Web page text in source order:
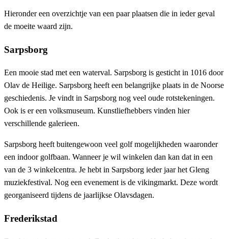
Hieronder een overzichtje van een paar plaatsen die in ieder geval
de moeite waard zijn.
Sarpsborg
Een mooie stad met een waterval. Sarpsborg is gesticht in 1016 door
Olav de Heilige. Sarpsborg heeft een belangrijke plaats in de Noorse
geschiedenis. Je vindt in Sarpsborg nog veel oude rotstekeningen.
Ook is er een volksmuseum. Kunstliefhebbers vinden hier
verschillende galerieen.
Sarpsborg heeft buitengewoon veel golf mogelijkheden waaronder
een indoor golfbaan. Wanneer je wil winkelen dan kan dat in een
van de 3 winkelcentra. Je hebt in Sarpsborg ieder jaar het Gleng
muziekfestival. Nog een evenement is de vikingmarkt. Deze wordt
georganiseerd tijdens de jaarlijkse Olavsdagen.
Frederikstad